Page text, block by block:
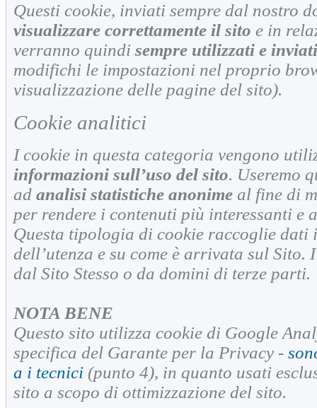
Questi cookie, inviati sempre dal nostro
visualizzare correttamente il sito e in
verranno quindi sempre utilizzati e inviati
modifichi le impostazioni nel proprio
visualizzazione delle pagine del sito).
Cookie analitici
I cookie in questa categoria vengono
informazioni sull’uso del sito. Useremo
ad analisi statistiche anonime al fine di
per rendere i contenuti più interessanti e
Questa tipologia di cookie raccoglie dati
dell’utenza e su come è arrivata sul
dal Sito Stesso o da domini di terze parti.
NOTA BENE
Questo sito utilizza cookie di Google
specifica del Garante per la Privacy -
a i tecnici (punto 4), in quanto usati
sito a scopo di ottimizzazione del sito.